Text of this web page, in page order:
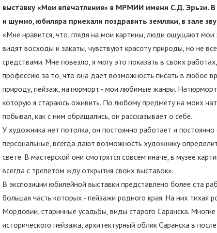
выставку «Мои впечатления» в МРМИИ имени С.Д. Эрьзи.
и шумно, юбиляра приехали поздравить земляки, в зале
«Мне нравится, что, глядя на мои картины, люди ощущают
видят восходы и закаты, чувствуют красоту природы, но не
средствами. Мне повезло, я могу это показать в своих
профессию за то, что она дает возможность писать в любое
природу, пейзаж, натюрморт - мои любимые жанры. Натюрморт
которую я стараюсь оживить. По любому предмету на моих
побывал, как с ним обращались, он рассказывает о себе.
У художника нет потолка, он постоянно работает и
персональные, всегда дают возможность художнику
свете. В мастерской они смотрятся совсем иначе, в музее
всегда с трепетом жду открытия своих выставок».
В экспозиции юбилейной выставки представлено более ста
большая часть которых - пейзажи родного края. На них тихая
Мордовии, старинные усадьбы, виды старого Саранска.
исторического пейзажа, архитектурный облик Саранска в